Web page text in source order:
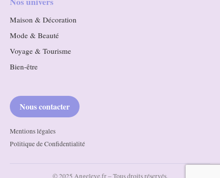
Maison & Décoration
Mode & Beauté
Voyage & Tourisme
Bien-être
Nous contacter
Mentions légales
Politique de Confidentialité
© 2025 Angeleye.fr – Tous droits réservés.